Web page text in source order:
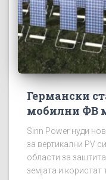
Германски
мобилни ФВ
Sinn Power нуди
за вертикални PV
области за
земјата и користат